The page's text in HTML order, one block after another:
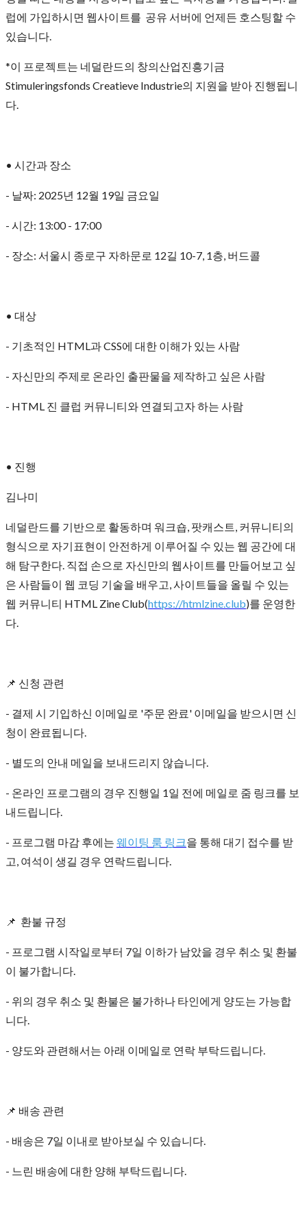
럽에 가입하시면 웹사이트를 공유 서버에 언제든 호스팅할 수
있습니다.
*이 프로젝트는 네덜란드의 창의산업진흥기금
Stimuleringsfonds Creatieve Industrie의 지원을 받아 진행됩니
다.
• 시간과 장소
- 날짜: 2025년 12월 19일 금요일
- 시간: 13:00 - 17:00
- 장소: 서울시 종로구 자하문로 12길 10-7, 1층, 버드콜
• 대상
- 기초적인 HTML과 CSS에 대한 이해가 있는 사람
- 자신만의 주제로 온라인 출판물을 제작하고 싶은 사람
- HTML 진 클럽 커뮤니티와 연결되고자 하는 사람
• 진행
김나미
네덜란드를 기반으로 활동하며 워크숍, 팟캐스트, 커뮤니티의
형식으로 자기표현이 안전하게 이루어질 수 있는 웹 공간에 대
해 탐구한다. 직접 손으로 자신만의 웹사이트를 만들어보고 싶
은 사람들이 웹 코딩 기술을 배우고, 사이트들을 올릴 수 있는
웹 커뮤니티 HTML Zine Club(https://htmlzine.club)를 운영한
다.
📌 신청 관련
- 결제 시 기입하신 이메일로 '주문 완료' 이메일을 받으시면 신
청이 완료됩니다.
- 별도의 안내 메일을 보내드리지 않습니다.
- 온라인 프로그램의 경우 진행일 1일 전에 메일로 줌 링크를 보
내드립니다.
- 프로그램 마감 후에는 웨이팅 룸 링크을 통해 대기 접수를 받
고, 여석이 생길 경우 연락드립니다.
📌 환불 규정
- 프로그램 시작일로부터 7일 이하가 남았을 경우 취소 및 환불
이 불가합니다.
- 위의 경우 취소 및 환불은 불가하나 타인에게 양도는 가능합
니다.
- 양도와 관련해서는 아래 이메일로 연락 부탁드립니다.
📌 배송 관련
- 배송은 7일 이내로 받아보실 수 있습니다.
- 느린 배송에 대한 양해 부탁드립니다.